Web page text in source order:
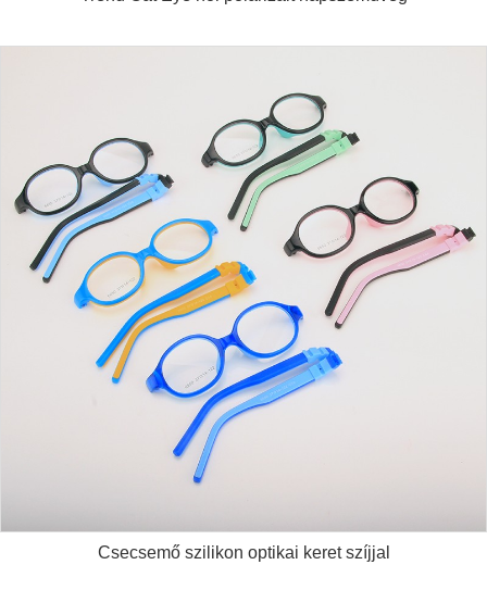
Csecsemő szilikon optikai keret szíjjal